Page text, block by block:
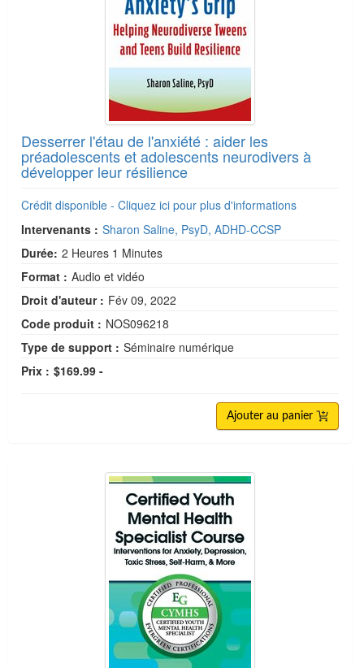
Desserrer l'étau de l'anxiété : aider les
préadolescents et adolescents neurodivers à
développer leur résilience
Crédit disponible - Cliquez ici pour plus d'informations
Intervenants : Sharon Saline, PsyD, ADHD-CCSP
Durée: 2 Heures 1 Minutes
Format : Audio et vidéo
Droit d'auteur : Fév 09, 2022
Code produit : NOS096218
Type de support : Séminaire numérique
Prix : $169.99 -
Ajouter au panier